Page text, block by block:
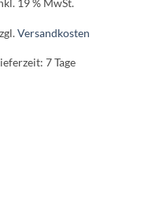
19 % MwSt.
Versandkosten
7 Tage